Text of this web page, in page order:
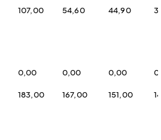
107,00 54,60 44,90
0,00 0,00 0,00
183,00 167,00 151,00